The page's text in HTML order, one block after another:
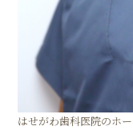
はせがわ歯科医院のホ